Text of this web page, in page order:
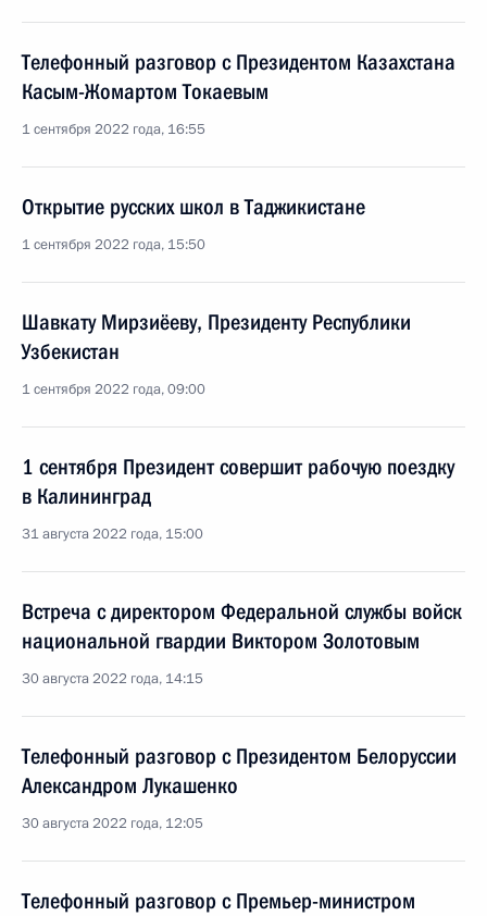
Телефонный разговор с Президентом Казахстана
Касым-Жомартом Токаевым
1 сентября 2022 года, 16:55
Открытие русских школ в Таджикистане
1 сентября 2022 года, 15:50
Шавкату Мирзиёеву, Президенту Республики
Узбекистан
1 сентября 2022 года, 09:00
1 сентября Президент совершит рабочую поездку
в Калининград
31 августа 2022 года, 15:00
Встреча с директором Федеральной службы войск
национальной гвардии Виктором Золотовым
30 августа 2022 года, 14:15
Телефонный разговор с Президентом Белоруссии
Александром Лукашенко
30 августа 2022 года, 12:05
Телефонный разговор с Премьер-министром